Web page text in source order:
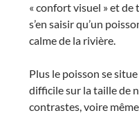
« confort visuel » et
s’en saisir qu’un
calme de la rivière.
Plus le poisson se
difficile sur la taille de
contrastes, voire